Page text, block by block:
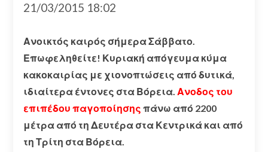
21/03/2015 18:02
Ανοικτός καιρός σήμερα Σάββατο.
Επωφεληθείτε! Κυριακή απόγευμα κύμα
κακοκαιρίας με χιονοπτώσεις από δυτικά,
ιδιαίτερα έντονες στα Βόρεια. Ανοδος του
επιπέδου παγοποίησης πάνω από 2200
μέτρα από τη Δευτέρα στα Κεντρικά και από
τη Τρίτη στα Βόρεια.